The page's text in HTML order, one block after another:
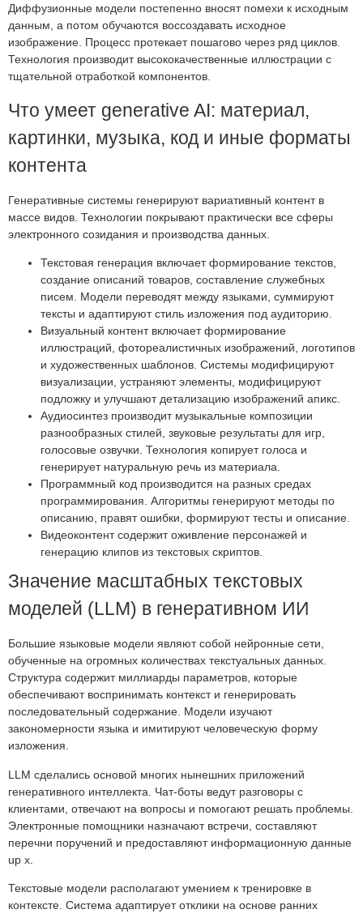
Диффузионные модели постепенно вносят помехи к исходным
данным, а потом обучаются воссоздавать исходное
изображение. Процесс протекает пошагово через ряд циклов.
Технология производит высококачественные иллюстрации с
тщательной отработкой компонентов.
Что умеет generative AI: материал,
картинки, музыка, код и иные форматы
контента
Генеративные системы генерируют вариативный контент в
массе видов. Технологии покрывают практически все сферы
электронного созидания и производства данных.
Текстовая генерация включает формирование текстов,
создание описаний товаров, составление служебных
писем. Модели переводят между языками, суммируют
тексты и адаптируют стиль изложения под аудиторию.
Визуальный контент включает формирование
иллюстраций, фотореалистичных изображений, логотипов
и художественных шаблонов. Системы модифицируют
визуализации, устраняют элементы, модифицируют
подложку и улучшают детализацию изображений апикс.
Аудиосинтез производит музыкальные композиции
разнообразных стилей, звуковые результаты для игр,
голосовые озвучки. Технология копирует голоса и
генерирует натуральную речь из материала.
Программный код производится на разных средах
программирования. Алгоритмы генерируют методы по
описанию, правят ошибки, формируют тесты и описание.
Видеоконтент содержит оживление персонажей и
генерацию клипов из текстовых скриптов.
Значение масштабных текстовых
моделей (LLM) в генеративном ИИ
Большие языковые модели являют собой нейронные сети,
обученные на огромных количествах текстуальных данных.
Структура содержит миллиарды параметров, которые
обеспечивают воспринимать контекст и генерировать
последовательный содержание. Модели изучают
закономерности языка и имитируют человеческую форму
изложения.
LLM сделались основой многих нынешних приложений
генеративного интеллекта. Чат-боты ведут разговоры с
клиентами, отвечают на вопросы и помогают решать проблемы.
Электронные помощники назначают встречи, составляют
перечни поручений и предоставляют информационную данные
up x.
Текстовые модели располагают умением к тренировке в
контексте. Система адаптирует отклики на основе ранних